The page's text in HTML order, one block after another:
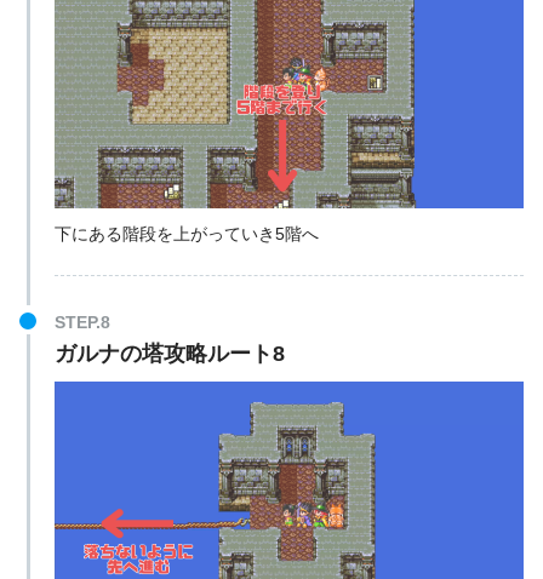
下にある階段を上がっていき5階へ
STEP.8
ガルナの塔攻略ルート8